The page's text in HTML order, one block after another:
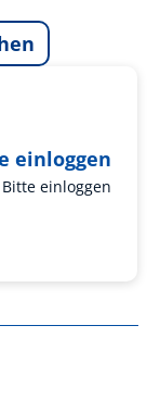
Bitte einloggen
einloggen